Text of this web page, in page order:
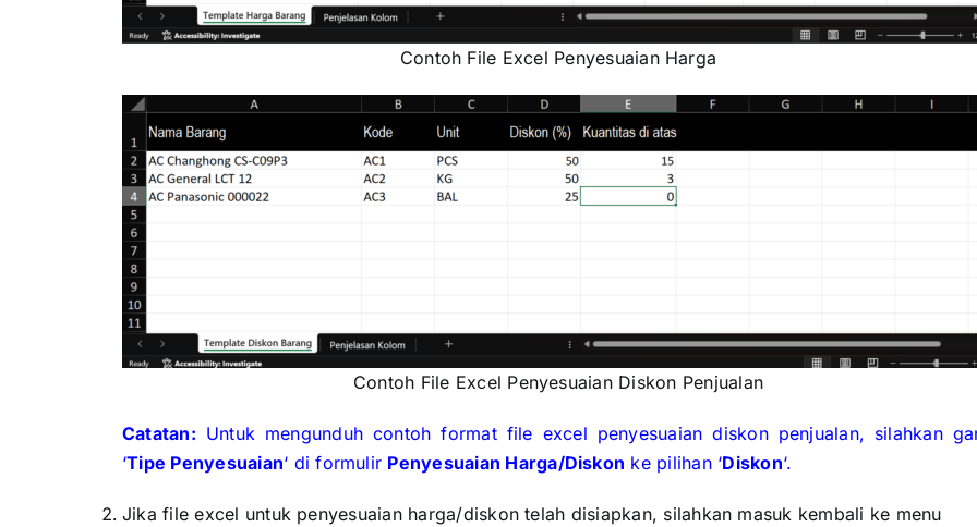
Contoh File Excel Penyesuaian Harga
Contoh File Excel Penyesuaian Diskon Penjualan
Catatan: Untuk mengunduh contoh format file excel penyesuaian diskon penjualan, silahkan
‘Tipe Penyesuaian‘ di formulir Penyesuaian Harga/Diskon ke pilihan ‘Diskon‘.
Jika file excel untuk penyesuaian harga/diskon telah disiapkan, silahkan masuk kembali ke menu